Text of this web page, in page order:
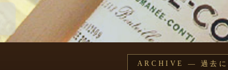
ARCHIVE — 過去に